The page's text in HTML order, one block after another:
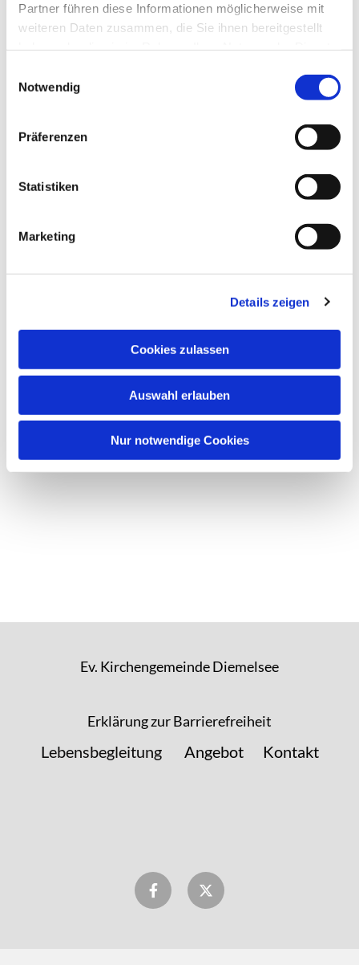
Partner führen diese Informationen möglicherweise mit
weiteren Daten zusammen, die Sie ihnen bereitgestellt
Notwendig
Präferenzen
Statistiken
Marketing
Details zeigen
Cookies zulassen
Auswahl erlauben
Nur notwendige Cookies
Ev. Kirchengemeinde Diemelsee
Erklärung zur Barrierefreiheit
Lebensbegleitung Angebot Kontakt